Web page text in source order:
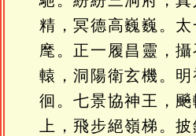
精，冥德高巍巍。
麾。正一履昌靈，
轅，洞陽衛玄機。
徊。七景協神王，
上，飛步絕嶺梯。